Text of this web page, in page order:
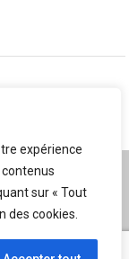
expérience
sur « Tout
des cookies.
générales
|Archives|